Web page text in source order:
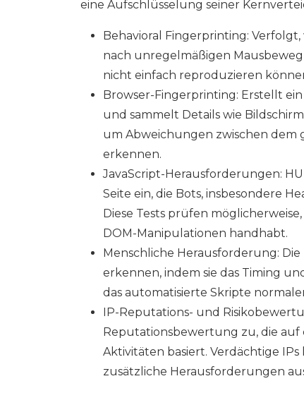
eine Aufschlüsselung seiner
Behavioral Fingerprinting:
nach unregelmäßigen
nicht einfach reproduzieren
Browser-Fingerprinting: Erstellt
und sammelt Details wie
um Abweichungen zwischen
erkennen.
JavaScript-Herausforderungen:
Seite ein, die Bots, insbesondere
Diese Tests prüfen
DOM-Manipulationen handhabt.
Menschliche Herausforderung:
erkennen, indem sie das Timing
das automatisierte Skripte
IP-Reputations- und
Reputationsbewertung zu, die
Aktivitäten basiert. Verdächtige
zusätzliche Herausforderungen